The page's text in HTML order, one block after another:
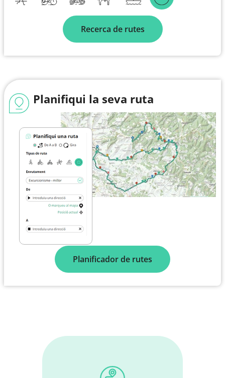
Recerca de rutes
Planifiqui la seva ruta
Planificador de rutes